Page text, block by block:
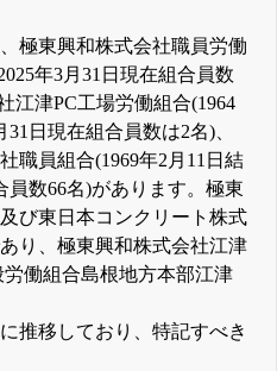
極東興和株式会社職員労働
年3月31日現在組合員数
江津PC工場労働組合(1964
日現在組合員数は2名)、
職員組合(1969年2月11日結
員数66名)があります。極東
び東日本コンクリート株式
り、極東興和株式会社江津
働組合島根地方本部江津
推移しており、特記すべき